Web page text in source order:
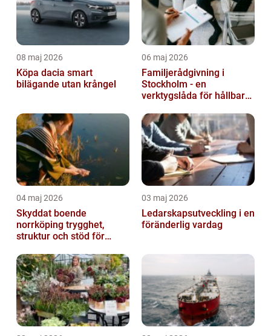
08 maj 2026
Köpa dacia smart
bilägande utan krångel
06 maj 2026
Familjerådgivning i
Stockholm - en
verktygslåda för hållbara
04 maj 2026
Skyddat boende
norrköping trygghet,
struktur och stöd för
situationer
03 maj 2026
Ledarskapsutveckling i en
föränderlig vardag